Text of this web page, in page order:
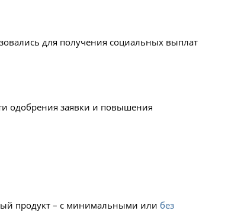
для получения социальных выплат
одобрения заявки и повышения
продукт – с минимальными или без